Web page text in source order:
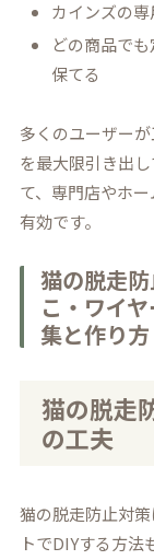
カインズの
どの商品で
保てる
多くのユーザー
を最大限引き出
て、専門店やホ
有効です。
猫の脱走
こ・ワイ
集と作り方
猫の脱走
の工夫
猫の脱走防止対
トでDIYする方法